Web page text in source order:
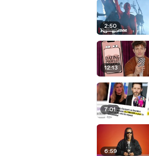
2:50
12:13
7:01
6:59